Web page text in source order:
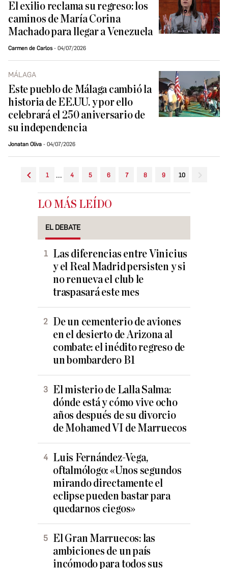
El exilio reclama su regreso: los
caminos de María Corina
Machado para llegar a Venezuela
Carmen de Carlos 04/07/2026
MÁLAGA
Este pueblo de Málaga cambió la
historia de EE.UU. y por ello
celebrará el 250 aniversario de
su independencia
Jonatan Oliva 04/07/2026
1 ... 4 5 6 7 8 9 10
LO MÁS LEÍDO
EL DEBATE
Las diferencias entre Vinicius
y el Real Madrid persisten y si
no renueva el club le
traspasará este mes
De un cementerio de aviones
en el desierto de Arizona al
combate: el inédito regreso de
un bombardero B1
El misterio de Lalla Salma:
dónde está y cómo vive ocho
años después de su divorcio
de Mohamed VI de Marruecos
Luis Fernández-Vega,
oftalmólogo: «Unos segundos
mirando directamente el
eclipse pueden bastar para
quedarnos ciegos»
El Gran Marruecos: las
ambiciones de un país
incómodo para todos sus